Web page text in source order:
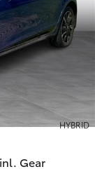
HYBRID
Gear